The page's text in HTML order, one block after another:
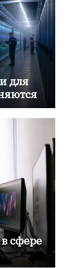
для
сфере